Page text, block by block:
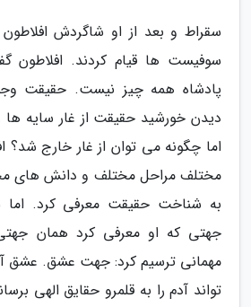
سقراط و بعد از او شاگردش
سوفیست ها قیام کردند. افلاطون
پادشاه همه چیز نیست. حقیقت
دیدن خورشید حقیقت از غار سایه
اما چگونه می توان از غار خارج شد؟
مختلف مراحل مختلف و دانش های
به شناخت حقیقت معرفی کرد.
جهتی که او معرفی کرد همان
مهمانی ترسیم کرد: جهت عشق.
تواند آدم را به قلمرو حقایق الهی